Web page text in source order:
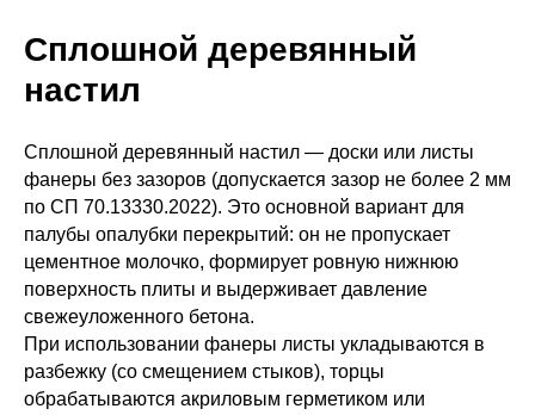
Сплошной деревянный
настил
Сплошной деревянный настил — доски или листы
фанеры без зазоров (допускается зазор не более 2 мм
по СП 70.13330.2022). Это основной вариант для
палубы опалубки перекрытий: он не пропускает
цементное молочко, формирует ровную нижнюю
поверхность плиты и выдерживает давление
свежеуложенного бетона.
При использовании фанеры листы укладываются в
разбежку (со смещением стыков), торцы
обрабатываются акриловым герметиком или